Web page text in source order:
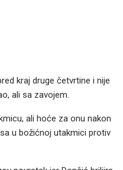
kraj druge četvrtine i nije
ali sa zavojem.
ali hoće za onu nakon
u božićnoj utakmici protiv